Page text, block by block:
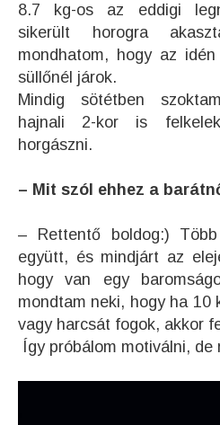
8.7 kg-os az eddigi
sikerült horogra
mondhatom, hogy az
süllőnél járok.
Mindig sötétben
hajnali 2-kor is
horgászni.
– Mit szól ehhez a
– Rettentő boldog:)
együtt, és mindjárt az
hogy van egy
mondtam neki, hogy ha 10
vagy harcsát fogok, akkor
Így próbálom motiválni, de